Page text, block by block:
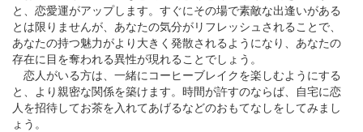
と、恋愛運がアップします。すぐにその場で素敵な出逢いがある
とは限りませんが、あなたの気分がリフレッシュされることで、
あなたの持つ魅力がより大きく発散されるようになり、あなたの
存在に目を奪われる異性が現れることでしょう。
恋人がいる方は、一緒にコーヒーブレイクを楽しむようにする
と、より親密な関係を築けます。時間が許すのならば、自宅に恋
人を招待してお茶を入れてあげるなどのおもてなしをしてみまし
ょう。